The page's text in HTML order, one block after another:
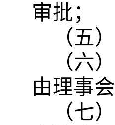
审批；
（五）
（六）
由理事
（七）